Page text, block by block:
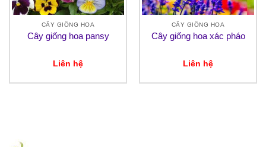
CÂY GIỐNG HOA
Cây giống hoa pansy
Liên hệ
CÂY GIỐNG HOA
Cây giống hoa xác pháo
Liên hệ